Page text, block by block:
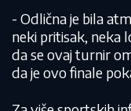
- Odlična je bila
neki pritisak, neka
da se ovaj turnir
da je ovo finale